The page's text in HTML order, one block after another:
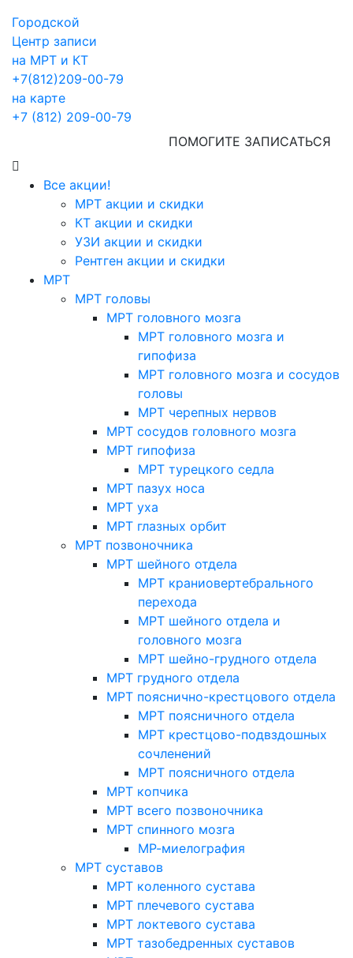
Городской
Центр записи
на МРТ и КТ
+7(812)209-00-79
на карте
+7 (812) 209-00-79
ПОМОГИТЕ ЗАПИСАТЬСЯ
Все акции!
МРТ акции и скидки
КТ акции и скидки
УЗИ акции и скидки
Рентген акции и скидки
МРТ
МРТ головы
МРТ головного мозга
МРТ головного мозга и
гипофиза
МРТ головного мозга и сосудов
головы
МРТ черепных нервов
МРТ сосудов головного мозга
МРТ гипофиза
МРТ турецкого седла
МРТ пазух носа
МРТ уха
МРТ глазных орбит
МРТ позвоночника
МРТ шейного отдела
МРТ краниовертебрального
перехода
МРТ шейного отдела и
головного мозга
МРТ шейно-грудного отдела
МРТ грудного отдела
МРТ пояснично-крестцового отдела
МРТ поясничного отдела
МРТ крестцово-подвздошных
сочленений
МРТ поясничного отдела
МРТ копчика
МРТ всего позвоночника
МРТ спинного мозга
МР-миелография
МРТ суставов
МРТ коленного сустава
МРТ плечевого сустава
МРТ локтевого сустава
МРТ тазобедренных суставов